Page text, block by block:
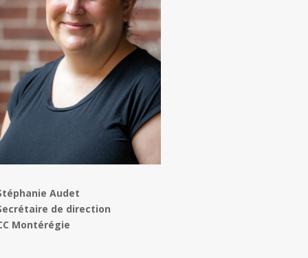
Audet
de direction
Montérégie